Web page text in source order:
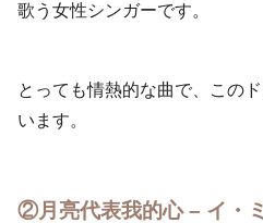
歌う女性シンガーです。
とっても情熱的な曲で、この
います。
②月亮代表我的心 – イ・